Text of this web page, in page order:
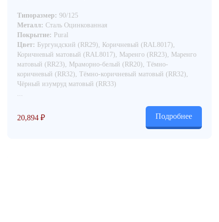
Типоразмер: 90/125
Металл: Сталь Оцинкованная
Покрытие: Pural
Цвет: Бургундский (RR29), Коричневый (RAL8017),
Коричневый матовый (RAL8017), Маренго (RR23), Маренго
матовый (RR23), Мраморно-белый (RR20), Тёмно-
коричневый (RR32), Тёмно-коричневый матовый (RR32),
Чёрный изумруд матовый (RR33)
...
20,894 ₽ Подробнее